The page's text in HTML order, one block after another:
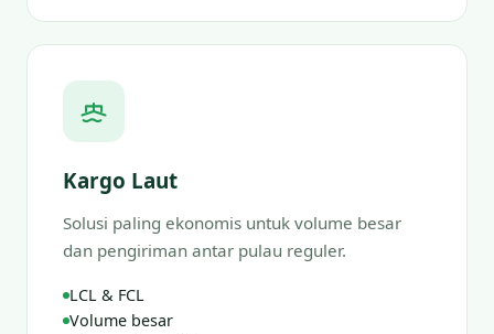
Kargo Laut
Solusi paling ekonomis untuk volume besar
dan pengiriman antar pulau reguler.
LCL & FCL
Volume besar